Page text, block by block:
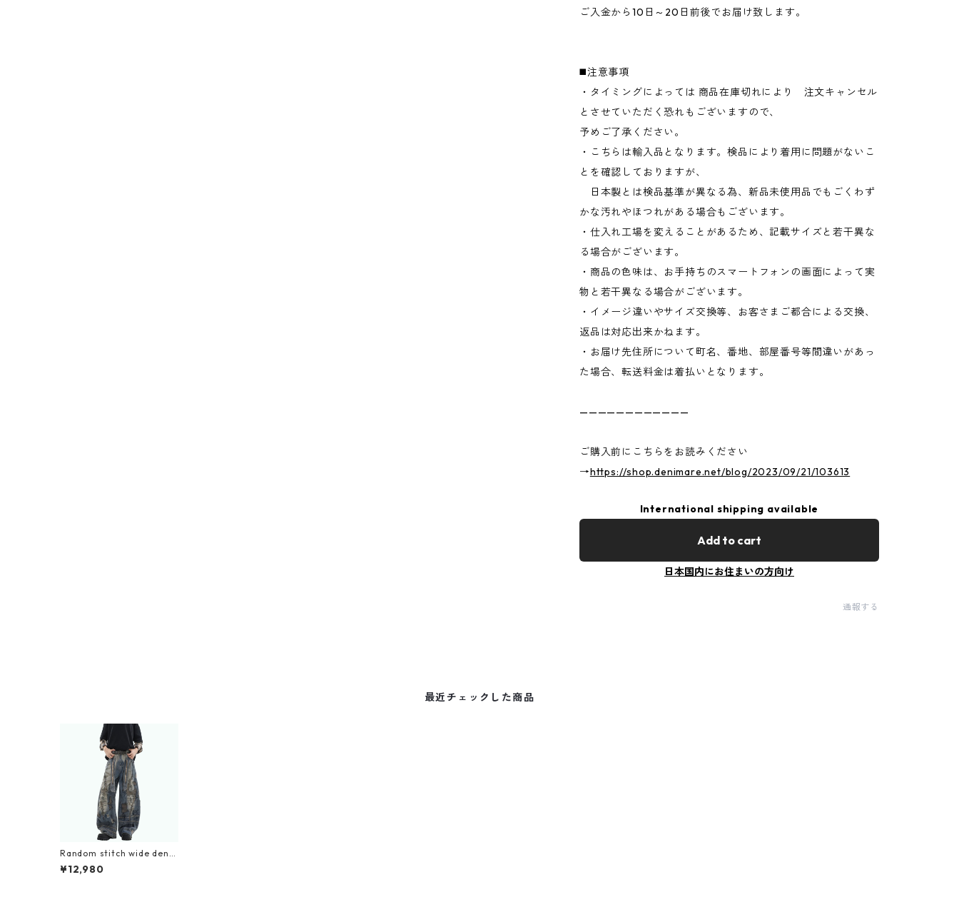
ご入金から10日～20日前後でお届け致します。
◼️注意事項
・タイミングによっては 商品在庫切れにより 注文キャンセル
とさせていただく恐れもございますので、
予めご了承ください。
・こちらは輸入品となります。検品により着用に問題がないこ
とを確認しておりますが、
日本製とは検品基準が異なる為、新品未使用品でもごくわず
かな汚れやほつれがある場合もございます。
・仕入れ工場を変えることがあるため、記載サイズと若干異な
る場合がございます。
・商品の色味は、お手持ちのスマートフォンの画面によって実
物と若干異なる場合がございます。
・イメージ違いやサイズ交換等、お客さまご都合による交換、
返品は対応出来かねます。
・お届け先住所について町名、番地、部屋番号等間違いがあっ
た場合、転送料金は着払いとなります。
————————————
ご購入前にこちらをお読みください
→https://shop.denimare.net/blog/2023/09/21/103613
International shipping available
Add to cart
日本国内にお住まいの方向け
通報する
最近チェックした商品
Random stitch wide deni
m jeans D0147
¥12,980